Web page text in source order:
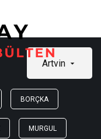
Artvin
BORÇKA
MURGUL